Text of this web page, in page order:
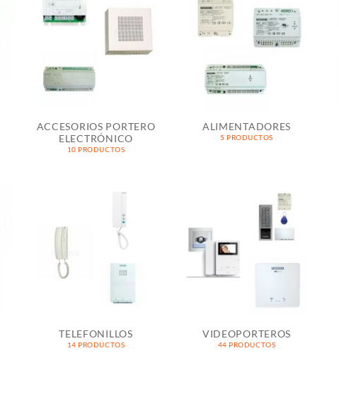
ACCESORIOS PORTERO
ELECTRÓNICO
10 PRODUCTOS
ALIMENTADORES
5 PRODUCTOS
TELEFONILLOS
14 PRODUCTOS
VIDEOPORTEROS
44 PRODUCTOS